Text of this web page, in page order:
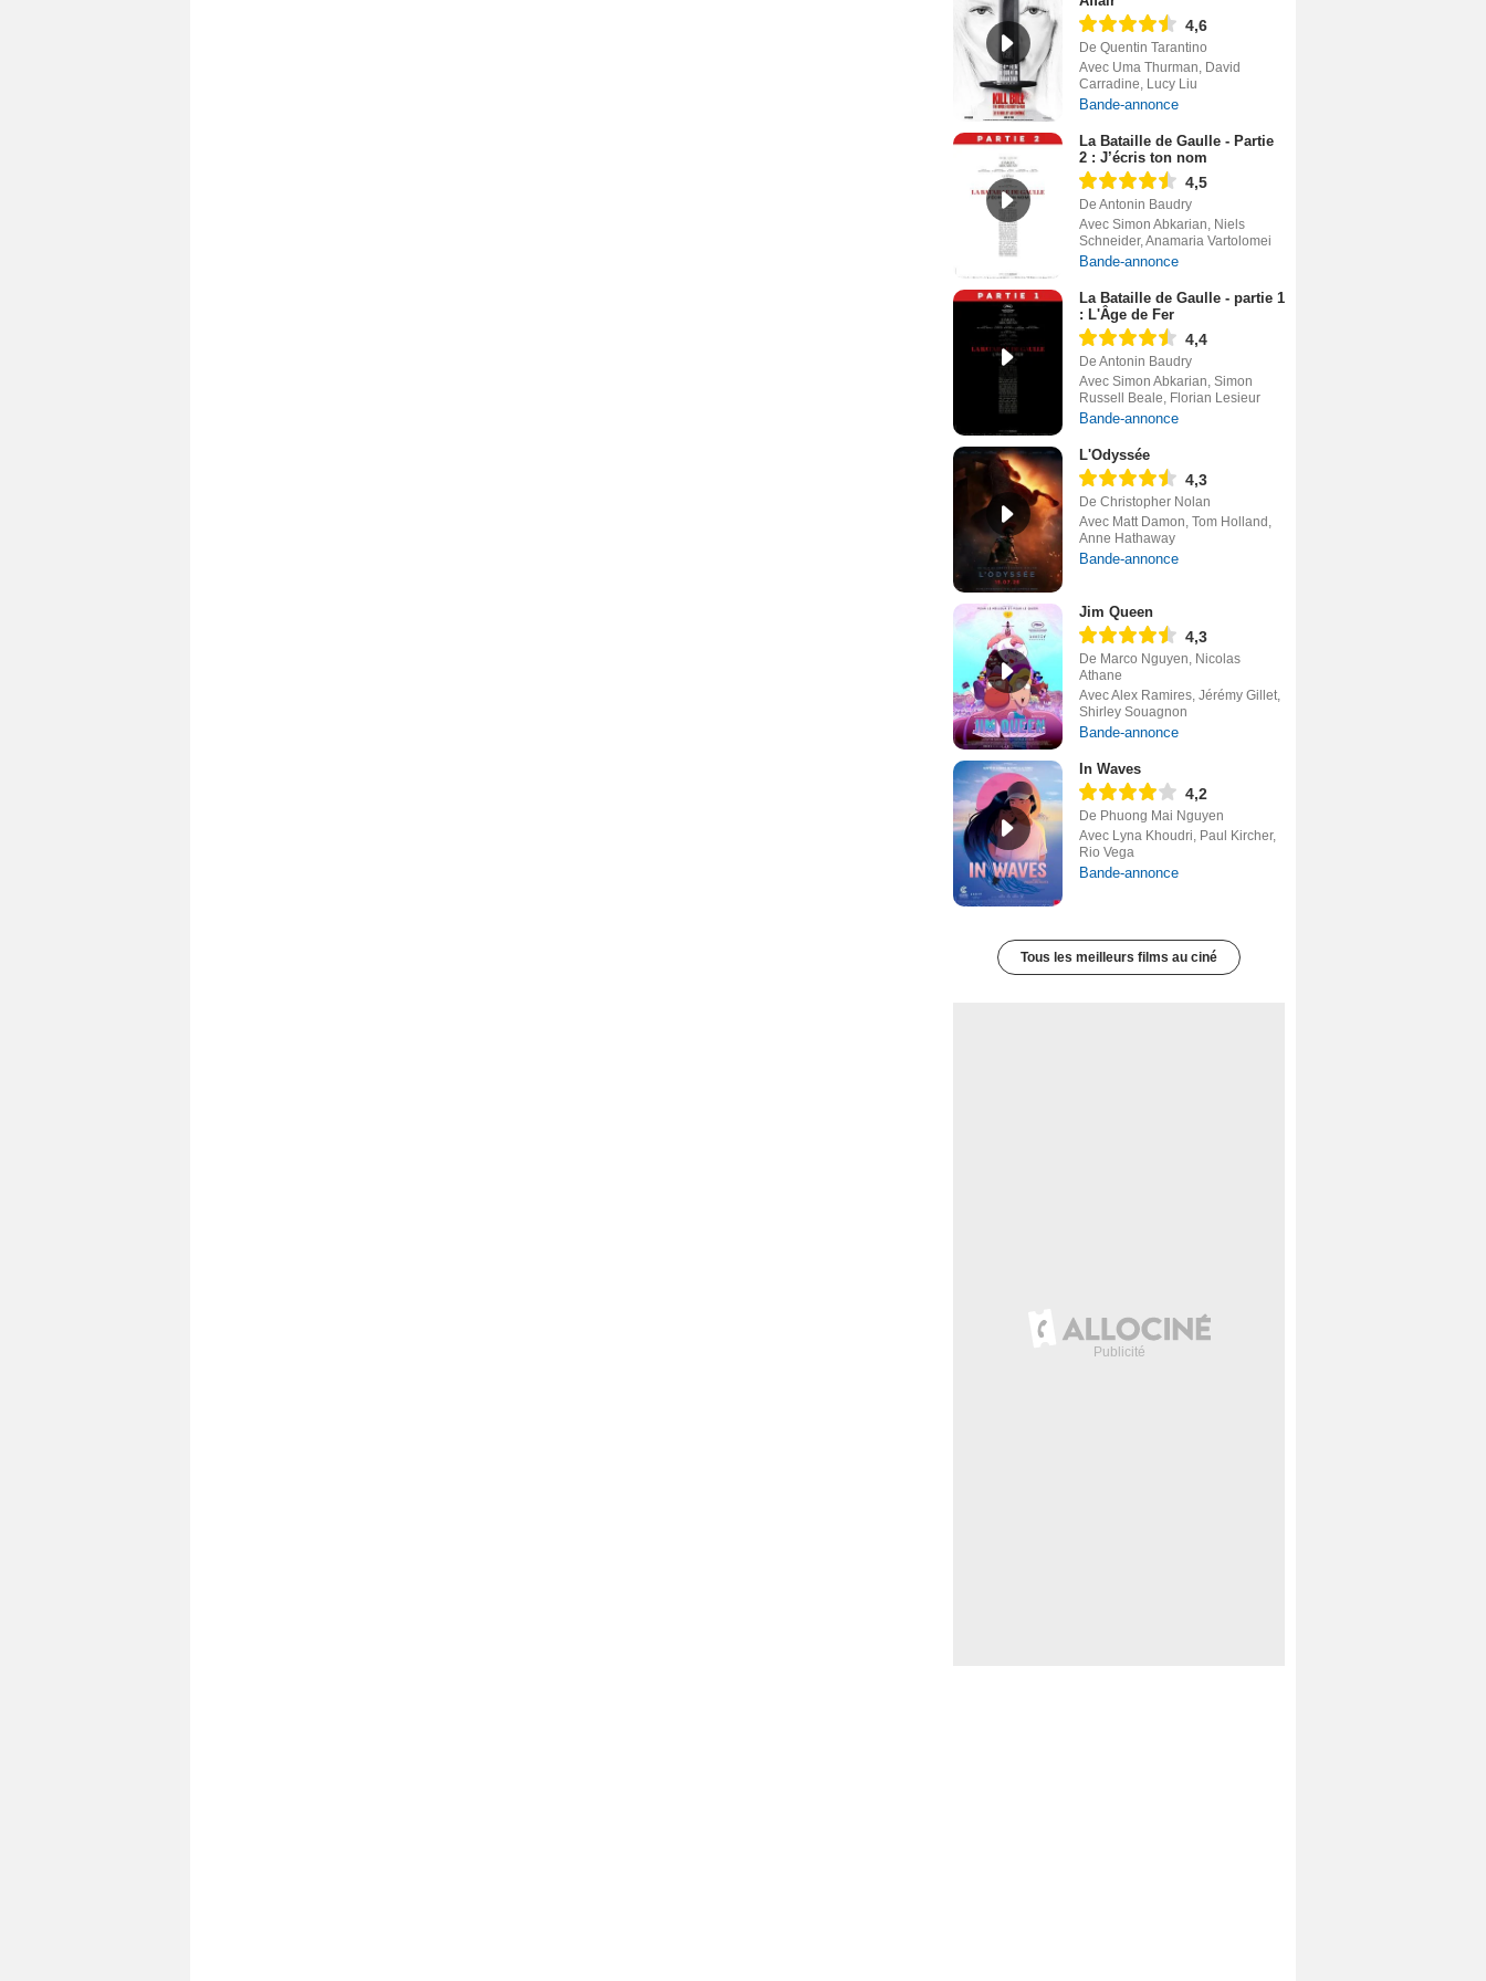
4,6
De Quentin Tarantino
Avec Uma Thurman, David
Carradine, Lucy Liu
Bande-annonce
La Bataille de Gaulle - Partie
2 : J’écris ton nom
4,5
De Antonin Baudry
Avec Simon Abkarian, Niels
Schneider, Anamaria Vartolomei
Bande-annonce
La Bataille de Gaulle - partie 1
: L'Âge de Fer
4,4
De Antonin Baudry
Avec Simon Abkarian, Simon
Russell Beale, Florian Lesieur
Bande-annonce
L'Odyssée
4,3
De Christopher Nolan
Avec Matt Damon, Tom Holland,
Anne Hathaway
Bande-annonce
Jim Queen
4,3
De Marco Nguyen, Nicolas
Athane
Avec Alex Ramires, Jérémy Gillet,
Shirley Souagnon
Bande-annonce
In Waves
4,2
De Phuong Mai Nguyen
Avec Lyna Khoudri, Paul Kircher,
Rio Vega
Bande-annonce
Tous les meilleurs films au ciné